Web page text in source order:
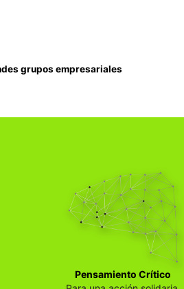
grupos empresariales
Pensamiento Crítico